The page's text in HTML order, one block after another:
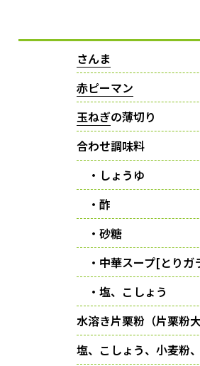
さんま
赤ピーマン
玉ねぎの薄切り
合わせ調味料
・しょうゆ
・酢
・砂糖
・中華スープ[とりガ
・塩、こしょう
水溶き片栗粉（片栗粉
塩、こしょう、小麦粉